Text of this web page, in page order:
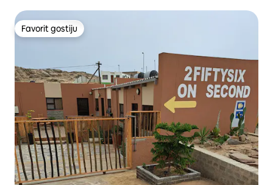
Favorit gostiju
Favorit gostiju